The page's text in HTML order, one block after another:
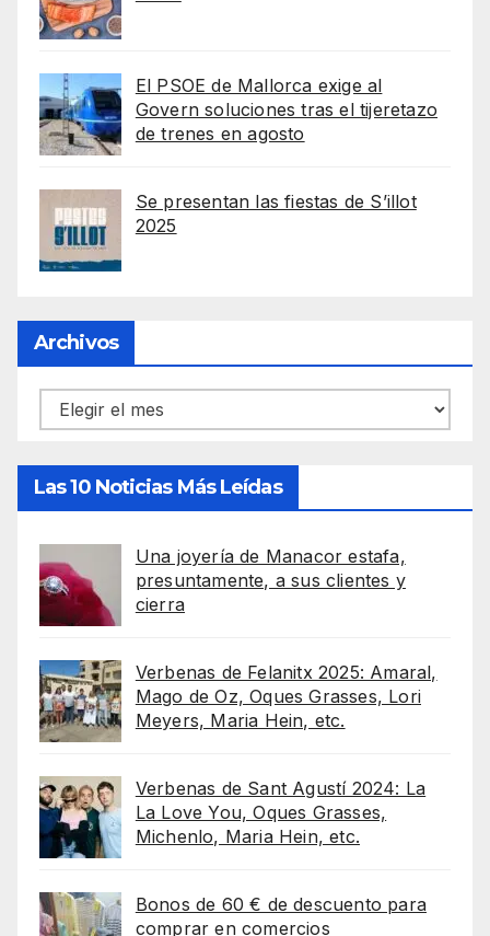
El PSOE de Mallorca exige al
Govern soluciones tras el tijeretazo
de trenes en agosto
Se presentan las fiestas de S’illot
2025
Archivos
Archivos
Las 10 Noticias Más Leídas
Una joyería de Manacor estafa,
presuntamente, a sus clientes y
cierra
Verbenas de Felanitx 2025: Amaral,
Mago de Oz, Oques Grasses, Lori
Meyers, Maria Hein, etc.
Verbenas de Sant Agustí 2024: La
La Love You, Oques Grasses,
Michenlo, Maria Hein, etc.
Bonos de 60 € de descuento para
comprar en comercios